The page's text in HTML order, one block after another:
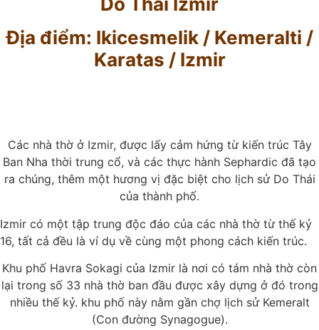
Địa điểm: Ikicesmelik / Kemeralti /
Karatas / Izmir
Các nhà thờ ở Izmir, được lấy cảm hứng từ kiến trúc Tây
Ban Nha thời trung cổ, và các thực hành Sephardic đã tạo
ra chúng, thêm một hương vị đặc biệt cho lịch sử Do Thái
của thành phố.
Izmir có một tập trung độc đáo của các nhà thờ từ thế kỷ
16, tất cả đều là ví dụ về cùng một phong cách kiến trúc.
Khu phố Havra Sokagi của Izmir là nơi có tám nhà thờ còn
lại trong số 33 nhà thờ ban đầu được xây dựng ở đó trong
nhiều thế kỷ. khu phố này nằm gần chợ lịch sử Kemeralt
(Con đường Synagogue).